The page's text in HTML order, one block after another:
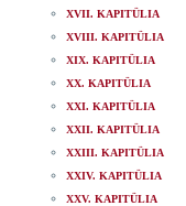
XVII. KAPITÜLIA
XVIII. KAPITÜLIA
XIX. KAPITÜLIA
XX. KAPITÜLIA
XXI. KAPITÜLIA
XXII. KAPITÜLIA
XXIII. KAPITÜLIA
XXIV. KAPITÜLIA
XXV. KAPITÜLIA